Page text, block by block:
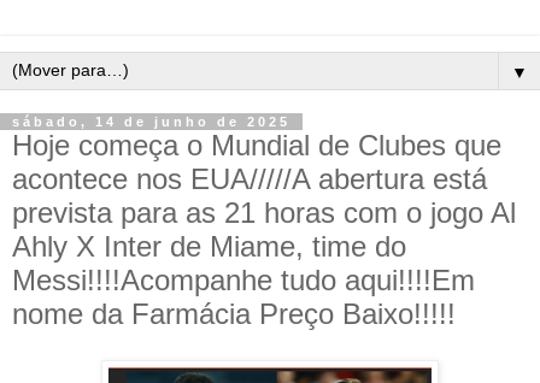
▼
sábado, 14 de junho de 2025
Hoje começa o Mundial de Clubes que
acontece nos EUA/////A abertura está
prevista para as 21 horas com o jogo Al
Ahly X Inter de Miame, time do
Messi!!!!Acompanhe tudo aqui!!!!Em
nome da Farmácia Preço Baixo!!!!!